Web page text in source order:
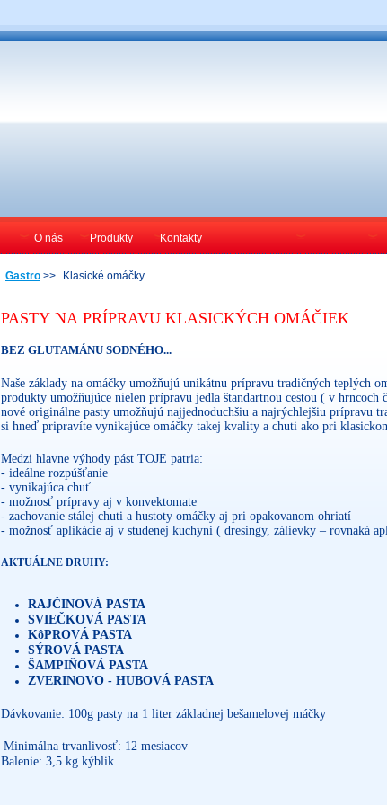
O nás Produkty Kontakty
Gastro >> Klasické omáčky
PASTY NA PRÍPRAVU KLASICKÝCH OMÁČIEK
BEZ GLUTAMÁNU SODNÉHO...
Naše základy na omáčky umožňujú unikátnu prípravu tradičných teplých
produkty umožňujúce nielen prípravu jedla štandartnou cestou ( v
nové originálne pasty umožňujú najjednoduchšiu a najrýchlejšiu prípravu
si hneď pripravíte vynikajúce omáčky takej kvality a chuti ako pri
Medzi hlavne výhody pást TOJE patria:
- ideálne rozpúšťanie
- vynikajúca chuť
- možnosť prípravy aj v konvektomate
- zachovanie stálej chuti a hustoty omáčky aj pri opakovanom ohriatí
- možnosť aplikácie aj v studenej kuchyni ( dresingy, zálievky – rovnaká
AKTUÁLNE DRUHY:
RAJČINOVÁ PASTA
SVIEČKOVÁ PASTA
KôPROVÁ PASTA
SÝROVÁ PASTA
ŠAMPIŇOVÁ PASTA
ZVERINOVO - HUBOVÁ PASTA
Dávkovanie: 100g pasty na 1 liter základnej bešamelovej máčky
Minimálna trvanlivosť: 12 mesiacov
Balenie: 3,5 kg kýblik